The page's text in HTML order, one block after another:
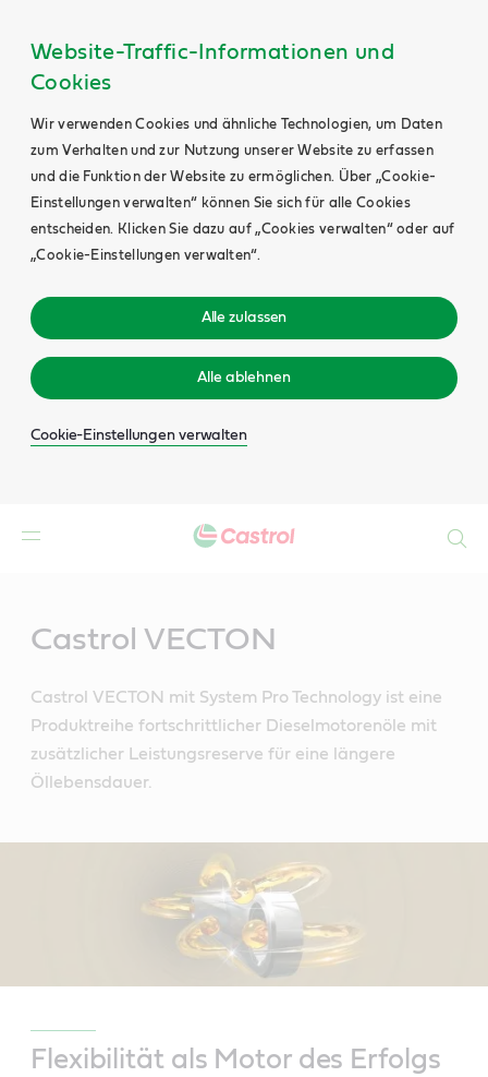
Website-Traffic-Informationen und
Cookies
Wir verwenden Cookies und ähnliche Technologien, um Daten
zum Verhalten und zur Nutzung unserer Website zu erfassen
und die Funktion der Website zu ermöglichen. Über „Cookie-
Einstellungen verwalten“ können Sie sich für alle Cookies
entscheiden. Klicken Sie dazu auf „Cookies verwalten“ oder auf
„Cookie-Einstellungen verwalten“.
Alle zulassen
Alle ablehnen
Cookie-Einstellungen verwalten
Castrol VECTON
Castrol VECTON mit System Pro Technology ist eine
Produktreihe fortschrittlicher Dieselmotorenöle mit
zusätzlicher Leistungsreserve für eine längere
Öllebensdauer.
Flexibilität als Motor des Erfolgs